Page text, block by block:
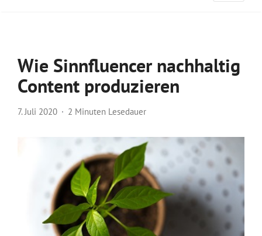
Wie Sinnfluencer nachhaltig
Content produzieren
7. Juli 2020 2 Minuten Lesedauer